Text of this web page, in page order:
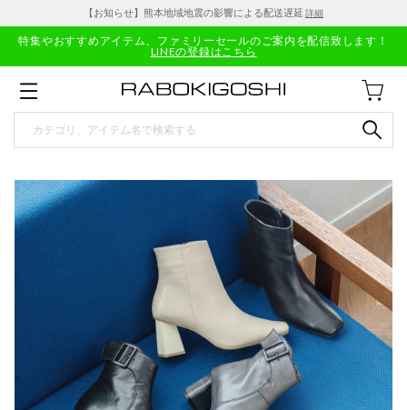
【お知らせ】熊本地域地震の影響による配送遅延 詳細
特集やおすすめアイテム、ファミリーセールのご案内を配信致します！
LINEの登録はこちら